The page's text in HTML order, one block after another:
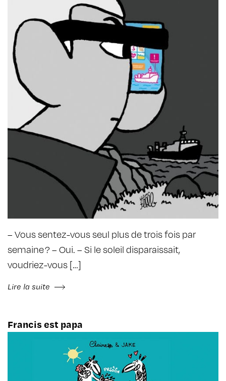
– Vous sentez-vous seul plus de trois fois par
semaine ? – Oui. – Si le soleil dispa­rais­sait,
voudriez-vous […]
Lire la suite
Francis est papa